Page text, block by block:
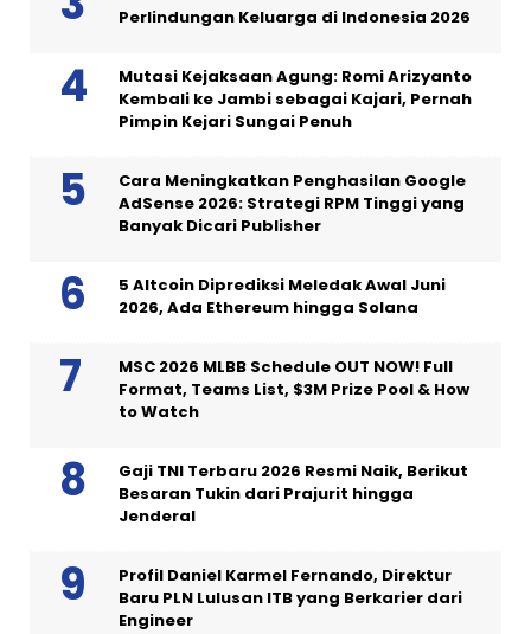
Perlindungan Keluarga di Indonesia 2026
Mutasi Kejaksaan Agung: Romi Arizyanto
Kembali ke Jambi sebagai Kajari, Pernah
Pimpin Kejari Sungai Penuh
Cara Meningkatkan Penghasilan Google
AdSense 2026: Strategi RPM Tinggi yang
Banyak Dicari Publisher
5 Altcoin Diprediksi Meledak Awal Juni
2026, Ada Ethereum hingga Solana
MSC 2026 MLBB Schedule OUT NOW! Full
Format, Teams List, $3M Prize Pool & How
to Watch
Gaji TNI Terbaru 2026 Resmi Naik, Berikut
Besaran Tukin dari Prajurit hingga
Jenderal
Profil Daniel Karmel Fernando, Direktur
Baru PLN Lulusan ITB yang Berkarier dari
Engineer